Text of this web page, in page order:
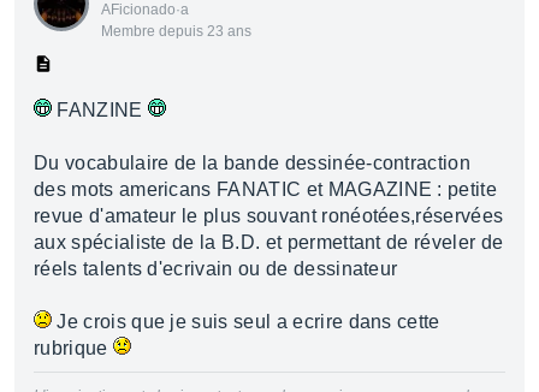
AFicionado·a
Membre depuis 23 ans
FANZINE
Du vocabulaire de la bande dessinée-contraction
des mots americans FANATIC et MAGAZINE : petite
revue d'amateur le plus souvant ronéotées,réservées
aux spécialiste de la B.D. et permettant de réveler de
réels talents d'ecrivain ou de dessinateur
Je crois que je suis seul a ecrire dans cette
rubrique